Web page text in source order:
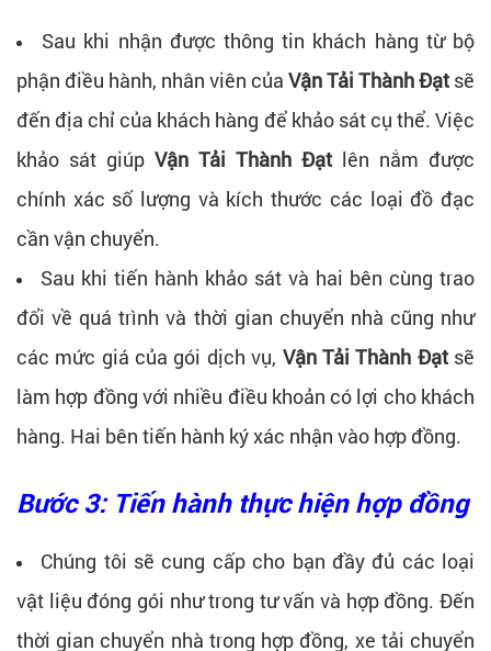
Sau khi nhận được thông tin khách hàng từ bộ
phận điều hành, nhân viên của Vận Tải Thành Đạt sẽ
đến địa chỉ của khách hàng để khảo sát cụ thể. Việc
khảo sát giúp Vận Tải Thành Đạt lên nắm được
chính xác số lượng và kích thước các loại đồ đạc
cần vận chuyển.
Sau khi tiến hành khảo sát và hai bên cùng trao
đổi về quá trình và thời gian chuyển nhà cũng như
các mức giá của gói dịch vụ, Vận Tải Thành Đạtsẽ
làm hợp đồng với nhiều điều khoản có lợi cho khách
hàng. Hai bên tiến hành ký xác nhận vào hợp đồng.
Bước 3: Tiến hành thực hiện hợp đồng
Chúng tôi sẽ cung cấp cho bạn đầy đủ các loại
vật liệu đóng gói như trong tư vấn và hợp đồng. Đến
thời gian chuyển nhà trong hợp đồng, xe tải chuyển